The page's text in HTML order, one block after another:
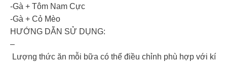
-Gà + Tôm Nam Cực
-Gà + Cỏ Mèo
HƯỚNG DẪN SỬ DỤNG:
–
Lượng thức ăn mỗi bữa có thể điều chỉnh phù hợp với kí